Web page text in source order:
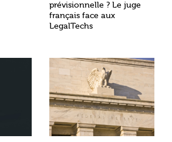
prévisionnelle ? Le juge
français face aux
LegalTechs